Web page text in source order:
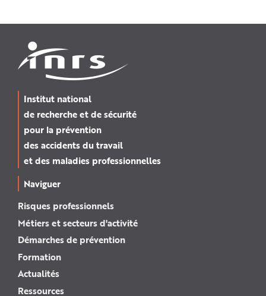
Institut national
de recherche et de sécurité
pour la prévention
des accidents du travail
et des maladies professionnelles
Naviguer
Risques professionnels
Métiers et secteurs d'activité
Démarches de prévention
Formation
Actualités
Ressources